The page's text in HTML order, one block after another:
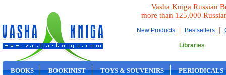
Vasha Kniga Russian
more than 125,000
New Products | Bestsellers |
Libraries
BOOKS BOOKINIST TOYS & SOUVENIRS PERIODICALS